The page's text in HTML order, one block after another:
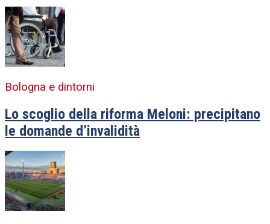
Bologna e dintorni
Lo scoglio della riforma Meloni: precipitano
le domande d’invalidità